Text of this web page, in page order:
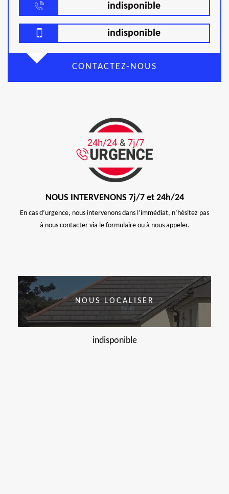
indisponible
indisponible
CONTACTEZ-NOUS
NOUS INTERVENONS 7j/7 et 24h/24
En cas d’urgence, nous intervenons dans l’immédiat, n’hésitez pas
à nous contacter via le formulaire ou à nous appeler.
NOUS LOCALISER
indisponible